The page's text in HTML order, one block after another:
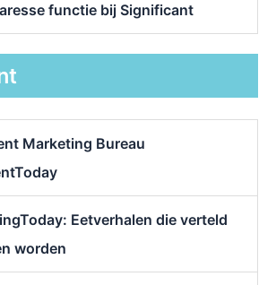
functie bij Significant
Marketing Bureau
Eetverhalen die verteld
worden